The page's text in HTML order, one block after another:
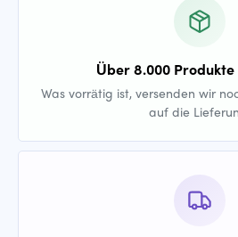
Über 8.000
Was vorrätig ist, versenden wir
auf die